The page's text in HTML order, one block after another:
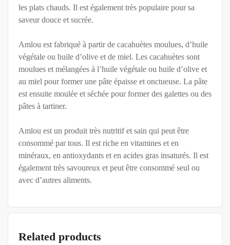
les plats chauds. Il est également très populaire pour sa
saveur douce et sucrée.
Amlou est fabriqué à partir de cacahuètes moulues, d’huile
végétale ou huile d’olive et de miel. Les cacahuètes sont
moulues et mélangées à l’huile végétale ou huile d’olive et
au miel pour former une pâte épaisse et onctueuse. La pâte
est ensuite moulée et séchée pour former des galettes ou des
pâtes à tartiner.
Amlou est un produit très nutritif et sain qui peut être
consommé par tous. Il est riche en vitamines et en
minéraux, en antioxydants et en acides gras insaturés. Il est
également très savoureux et peut être consommé seul ou
avec d’autres aliments.
Related products